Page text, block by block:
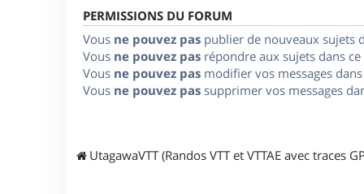
PERMISSIONS DU FORUM
Vous ne pouvez pas publier de nouveaux sujets
Vous ne pouvez pas répondre aux sujets dans
Vous ne pouvez pas modifier vos messages
Vous ne pouvez pas supprimer vos messages
UtagawaVTT (Randos VTT et VTTAE avec traces